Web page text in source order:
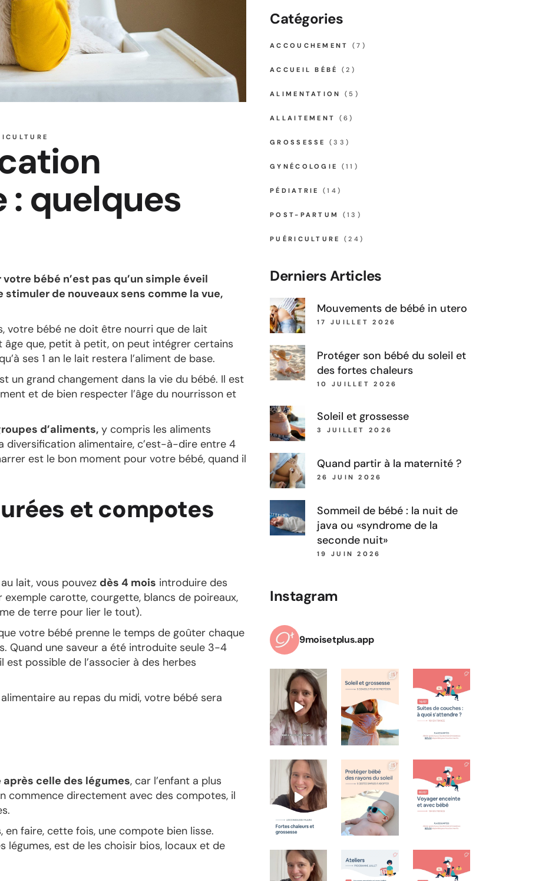
quelques
bébé n’est pas qu’un simple éveil
de nouveaux sens comme la vue,
votre bébé ne doit être nourri que de lait
âge que, petit à petit, on peut intégrer certains
ses 1 an le lait restera l’aliment de base.
un grand changement dans la vie du bébé. Il est
et de bien respecter l’âge du nourrisson et
d’aliments, y compris les aliments
diversification alimentaire, c’est-à-dire entre 4
est le bon moment pour votre bébé, quand il
et compotes
lait, vous pouvez dès 4 mois introduire des
exemple carotte, courgette, blancs de poireaux,
de terre pour lier le tout).
votre bébé prenne le temps de goûter chaque
Quand une saveur a été introduite seule 3-4
possible de l’associer à des herbes
au repas du midi, votre bébé sera
après celle des légumes, car l’enfant a plus
commence directement avec des compotes, il
faire, cette fois, une compote bien lisse.
légumes, est de les choisir bios, locaux et de
Catégories
ACCOUCHEMENT (7)
ACCUEIL BÉBÉ (2)
ALIMENTATION (5)
ALLAITEMENT (6)
GROSSESSE (33)
GYNÉCOLOGIE (11)
PÉDIATRIE (14)
POST-PARTUM (13)
PUÉRICULTURE (24)
Derniers Articles
Mouvements de bébé in utero
17 JUILLET 2026
Protéger son bébé du soleil et
des fortes chaleurs
10 JUILLET 2026
Soleil et grossesse
3 JUILLET 2026
Quand partir à la maternité ?
26 JUIN 2026
Sommeil de bébé : la nuit de
java ou «syndrome de la
seconde nuit»
19 JUIN 2026
Instagram
9moisetplus.app